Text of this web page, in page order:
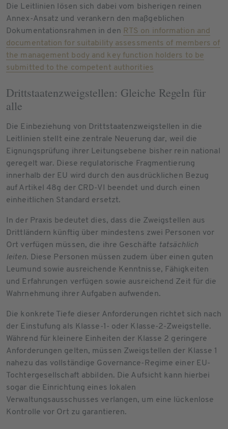
Die Leitlinien lösen sich dabei vom bisherigen reinen
Annex-Ansatz und verankern den maßgeblichen
Dokumentationsrahmen in den RTS on information and
documentation for suitability assessments of members of
the management body and key function holders to be
submitted to the competent authorities
Drittstaatenzweigstellen: Gleiche Regeln für
alle
Die Einbeziehung von Drittstaatenzweigstellen in die
Leitlinien stellt eine zentrale Neuerung dar, weil die
Eignungsprüfung ihrer Leitungsebene bisher rein national
geregelt war. Diese regulatorische Fragmentierung
innerhalb der EU wird durch den ausdrücklichen Bezug
auf Artikel 48g der CRD-VI beendet und durch einen
einheitlichen Standard ersetzt.
In der Praxis bedeutet dies, dass die Zweigstellen aus
Drittländern künftig über mindestens zwei Personen vor
Ort verfügen müssen, die ihre Geschäfte tatsächlich
leiten. Diese Personen müssen zudem über einen guten
Leumund sowie ausreichende Kenntnisse, Fähigkeiten
und Erfahrungen verfügen sowie ausreichend Zeit für die
Wahrnehmung ihrer Aufgaben aufwenden.
Die konkrete Tiefe dieser Anforderungen richtet sich nach
der Einstufung als Klasse-1- oder Klasse-2-Zweigstelle.
Während für kleinere Einheiten der Klasse 2 geringere
Anforderungen gelten, müssen Zweigstellen der Klasse 1
nahezu das vollständige Governance-Regime einer EU-
Tochtergesellschaft abbilden. Die Aufsicht kann hierbei
sogar die Einrichtung eines lokalen
Verwaltungsausschusses verlangen, um eine lückenlose
Kontrolle vor Ort zu garantieren.